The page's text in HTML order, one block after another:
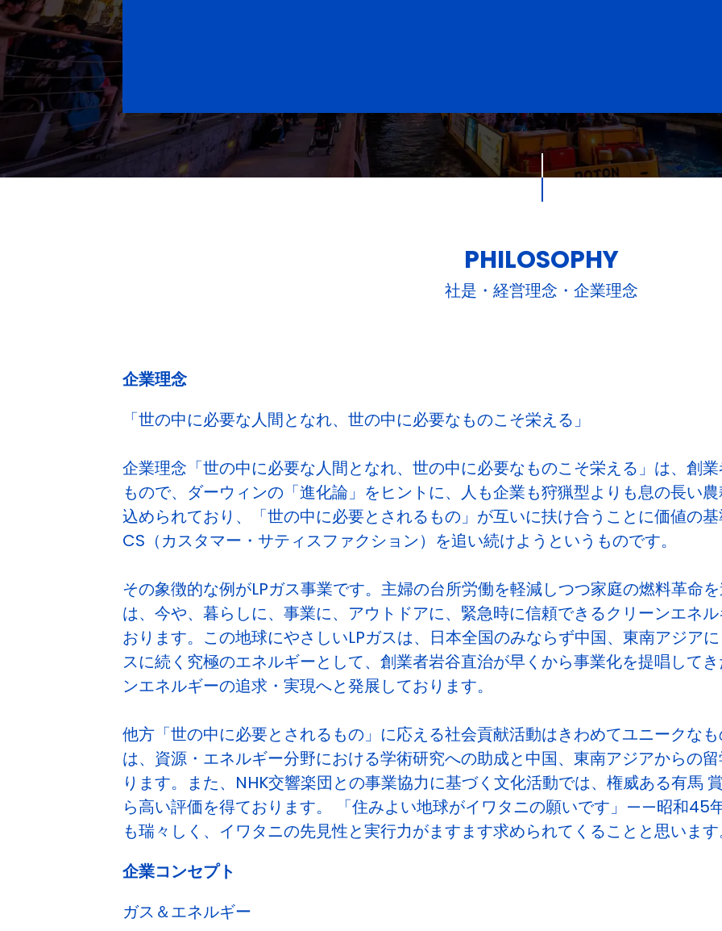
PHILOSOPHY
社是・経営理念・企業理念
企業理念
「世の中に必要な人間となれ、世の中に必要なものこそ栄える」
企業理念「世の中に必要な人間となれ、世の中に必要なものこそ栄える」は、創
もので、ダーウィンの「進化論」をヒントに、人も企業も狩猟型よりも息の長い
込められており、「世の中に必要とされるもの」が互いに扶け合うことに価値の
CS（カスタマー・サティスファクション）を追い続けようというものです。
その象徴的な例がLPガス事業です。主婦の台所労働を軽減しつつ家庭の燃料革命
は、今や、暮らしに、事業に、アウトドアに、緊急時に信頼できるクリーンエネ
おります。この地球にやさしいLPガスは、日本全国のみならず中国、東南アジア
スに続く究極のエネルギーとして、創業者岩谷直治が早くから事業化を提唱して
ンエネルギーの追求・実現へと発展しております。
他方「世の中に必要とされるもの」に応える社会貢献活動はきわめてユニークな
は、資源・エネルギー分野における学術研究への助成と中国、東南アジアからの
ります。また、NHK交響楽団との事業協力に基づく文化活動では、権威ある有馬
ら高い評価を得ております。 「住みよい地球がイワタニの願いです」——昭和45
も瑞々しく、イワタニの先見性と実行力がますます求められてくることと思います
企業コンセプト
ガス＆エネルギー